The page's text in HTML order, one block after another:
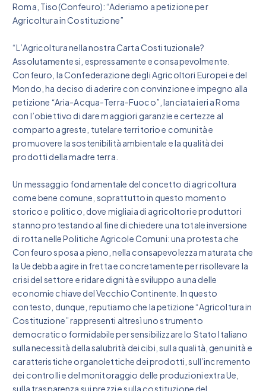
Roma, Tiso(Confeuro): “Aderiamo a petizione per
Agricoltura in Costituzione”
“L’Agricoltura nella nostra Carta Costituzionale?
Assolutamente si, espressamente e consapevolmente.
Confeuro, la Confederazione degli Agricoltori Europei e del
Mondo, ha deciso di aderire con convinzione e impegno alla
petizione “Aria-Acqua-Terra-Fuoco”, lanciata ieri a Roma
con l’obiettivo di dare maggiori garanzie e certezze al
comparto agreste, tutelare territorio e comunità e
promuovere la sostenibilità ambientale e la qualità dei
prodotti della madre terra.
Un messaggio fondamentale del concetto di agricoltura
come bene comune, soprattutto in questo momento
storico e politico, dove migliaia di agricoltori e produttori
stanno protestando al fine di chiedere una totale inversione
di rotta nelle Politiche Agricole Comuni: una protesta che
Confeuro sposa a pieno, nella consapevolezza maturata che
la Ue debba agire in fretta e concretamente per risollevare la
crisi del settore e ridare dignità e sviluppo a una delle
economie chiave del Vecchio Continente. In questo
contesto, dunque, reputiamo che la petizione “Agricoltura in
Costituzione” rappresenti altresì uno strumento
democratico formidabile per sensibilizzare lo Stato Italiano
sulla necessità della salubrità dei cibi, sulla qualità, genuinità e
caratteristiche organolettiche dei prodotti, sull’incremento
dei controlli e del monitoraggio delle produzioni extra Ue,
sulla trasparenza sui prezzi e sulla costituzione del